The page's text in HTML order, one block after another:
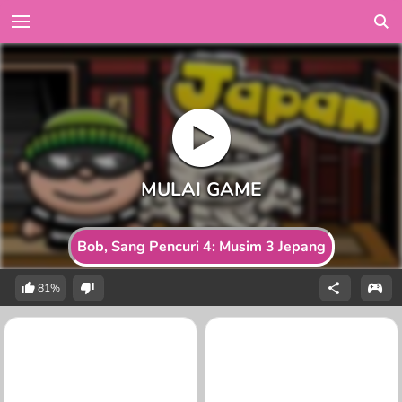
Bob, Sang Pencuri 4: Musim 3 Jepang
81%